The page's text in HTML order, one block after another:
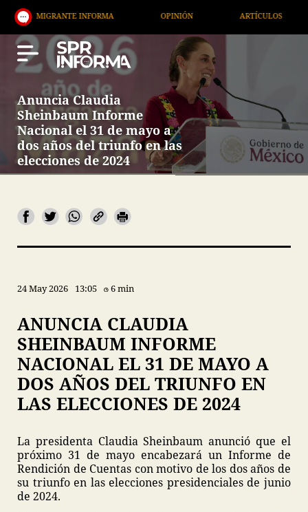
INFORMA OPINIÓN ARTÍCULOS ARTE /
Anuncia Claudia
Sheinbaum Informe
Nacional el 31 de mayo a
dos años del triunfo en las
elecciones de 2024
24 May 2026 13:05 6 min
ANUNCIA CLAUDIA
SHEINBAUM INFORME
NACIONAL EL 31 DE MAYO A
DOS AÑOS DEL TRIUNFO EN
LAS ELECCIONES DE 2024
La presidenta Claudia Sheinbaum anunció que el
próximo 31 de mayo encabezará un Informe de
Rendición de Cuentas con motivo de los dos años de
su triunfo en las elecciones presidenciales de junio
de 2024.